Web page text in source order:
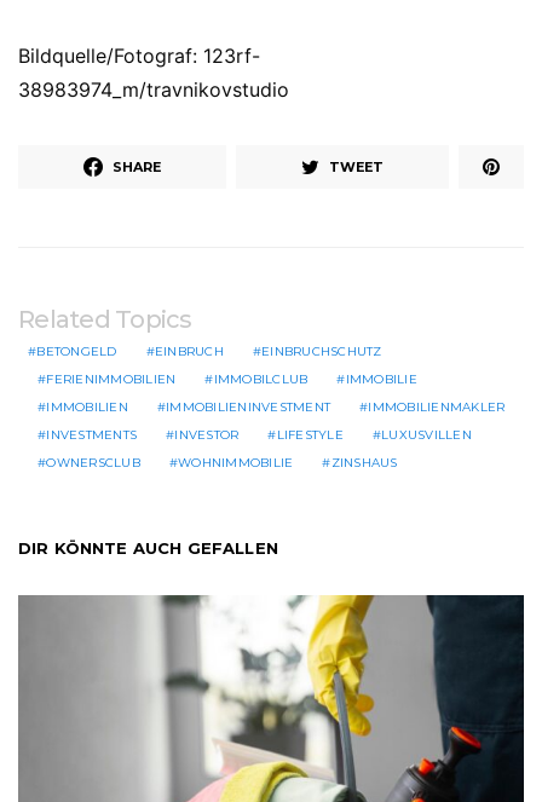
Bildquelle/Fotograf: 123rf-
38983974_m/travnikovstudio
SHARE TWEET
Related Topics
BETONGELD EINBRUCH
EINBRUCHSCHUTZ
FERIENIMMOBILIEN
IMMOBILCLUB
IMMOBILIE
IMMOBILIEN
IMMOBILIENINVESTMENT
IMMOBILIENMAKLER
INVESTMENTS
INVESTOR LIFESTYLE
LUXUSVILLEN
OWNERSCLUB
WOHNIMMOBILIE ZINSHAUS
DIR KÖNNTE AUCH GEFALLEN